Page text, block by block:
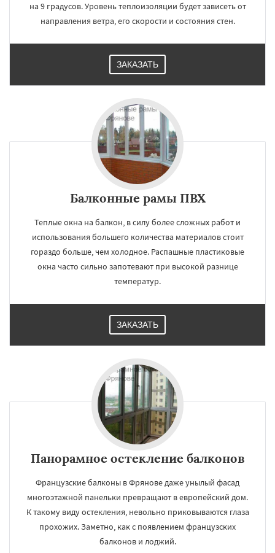
на 9 градусов. Уровень теплоизоляции будет зависеть от
направления ветра, его скорости и состояния стен.
ЗАКАЗАТЬ
Балконные рамы ПВХ
Теплые окна на балкон, в силу более сложных работ и
использования большего количества материалов стоит
гораздо больше, чем холодное. Распашные пластиковые
окна часто сильно запотевают при высокой разнице
температур.
ЗАКАЗАТЬ
Панорамное остекление балконов
Французские балконы в Фрянове даже унылый фасад
многоэтажной панельки превращают в европейский дом.
К такому виду остекления, невольно приковываются глаза
прохожих. Заметно, как с появлением французских
балконов и лоджий.